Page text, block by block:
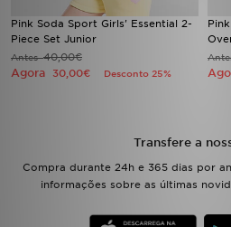
Pink Soda Sport Girls' Essential 2-
Piece Set Junior
Antes40,00€
Agora 30,00€ Desconto 25%
Transfere a
Compra durante 24h e 365 dias por
informações sobre as últimas